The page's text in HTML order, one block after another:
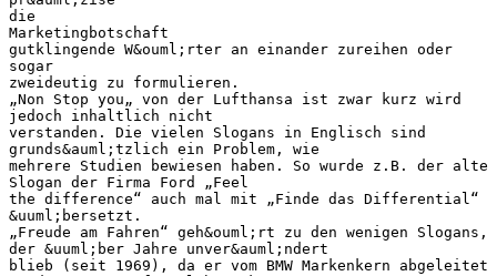
die
Marketingbotschaft
gutklingende W&ouml;rter an einander zureihen oder
sogar
zweideutig zu formulieren.
„Non Stop you„ von der Lufthansa ist zwar kurz wird
jedoch inhaltlich nicht
verstanden. Die vielen Slogans in Englisch sind
grunds&auml;tzlich ein Problem, wie
mehrere Studien bewiesen haben. So wurde z.B. der alte
Slogan der Firma Ford „Feel
the difference“ auch mal mit „Finde das Differential“
&uuml;bersetzt.
„Freude am Fahren“ geh&ouml;rt zu den wenigen Slogans,
der &uuml;ber Jahre unver&auml;ndert
blieb (seit 1969), da er vom BMW Markenkern abgeleitet